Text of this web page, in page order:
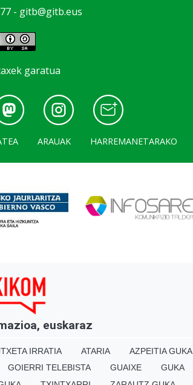
- gitb@gitb.eus
garatua
ARAUAK HARREMANETARAKO
euskaraz
IRRATIA ATARIA AZPEITIA GUKA
GOIERRI TELEBISTA GUAIXE GUKA